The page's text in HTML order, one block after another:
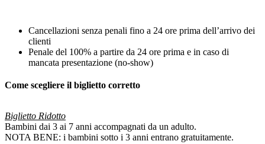
Cancellazioni senza penali fino a 24 ore prima dell’arrivo dei
clienti
Penale del 100% a partire da 24 ore prima e in caso di
mancata presentazione (no-show)
Come scegliere il biglietto corretto
Biglietto Ridotto
Bambini dai 3 ai 7 anni accompagnati da un adulto.
NOTA BENE: i bambini sotto i 3 anni entrano gratuitamente.